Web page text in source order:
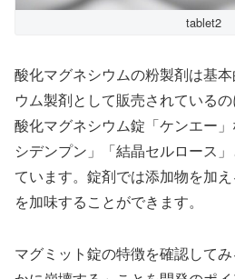
tablet2
酸化マグネシウムの粉製剤は基
ウム製剤として販売されている
酸化マグネシウム錠「ケンエー
シデンプン」「結晶セルロース
ています。錠剤では添加物を加
を加味することができます。
マグミット錠の特徴を確認して